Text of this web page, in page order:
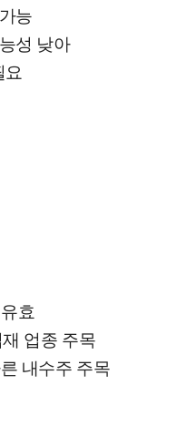
능
성 낮아
효
업종 주목
내수주 주목